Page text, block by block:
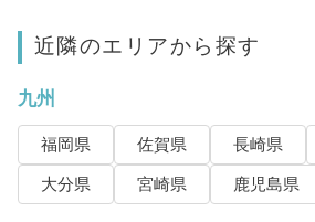
近隣のエリアから探す
九州
福岡県 佐賀県 長崎県
大分県
宮崎県 鹿児島県